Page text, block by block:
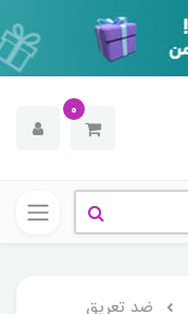
0
ضد تعریق